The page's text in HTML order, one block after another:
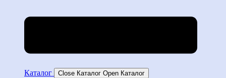
Каталог Close Каталог Open Каталог